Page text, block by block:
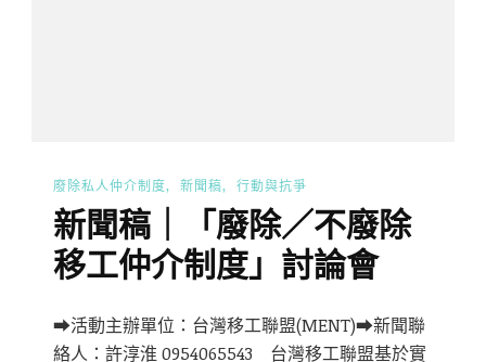
廢除私人仲介制度 新聞稿 行動與抗爭
新聞稿｜「廢除／不廢除
移工仲介制度」討論會
➡活動主辦單位：台灣移工聯盟(MENT)➡新聞聯
絡人：許淳淮 0954065543 台灣移工聯盟基於實